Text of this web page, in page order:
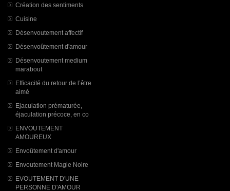
Création des sentiments
Cuisine
Désenvoutement affectif
Désenvoûtement d'amour
Désenvoutement medium
marabout
Efficacité du retour de l’être
aimé
Ejaculation prématurée,
éjaculation précoce, en co
ENVOUTEMENT
AMOUREUX
Envoûtement d'amour
Envoutement Magie Noire
EVOUTEMENT D'UNE
PERSONNE D'AMOUR